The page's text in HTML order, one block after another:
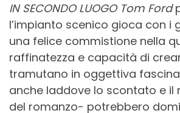
IN SECONDO LUOGO Tom Ford
l’impianto scenico gioca con i
una felice commistione nella
raffinatezza e capacità di
tramutano in oggettiva
anche laddove lo scontato e il
del romanzo- potrebbero